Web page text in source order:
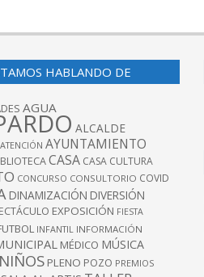
HABLANDO DE
AGUA
ALCALDE
ATENCIÓN AYUNTAMIENTO
CASA CASA CULTURA
CONCURSO CONSULTORIO COVID
DINAMIZACIÓN DIVERSIÓN
EXPOSICIÓN FIESTA
INFANTIL INFORMACIÓN
MÉDICO MÚSICA
NIÑOS PLENO POZO PREMIOS